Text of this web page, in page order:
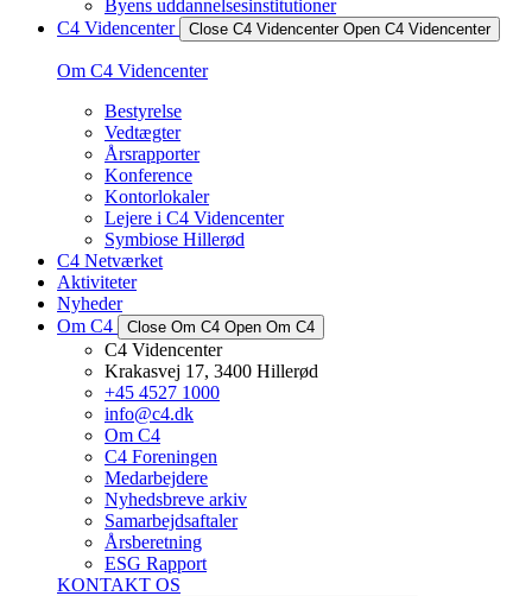
Byens uddannelsesinstitutioner
C4 Videncenter
Close C4 Videncenter Open C4 Videncenter
Om C4 Videncenter
Bestyrelse
Vedtægter
Årsrapporter
Konference
Kontorlokaler
Lejere i C4 Videncenter
Symbiose Hillerød
C4 Netværket
Aktiviteter
Nyheder
Om C4
Close Om C4 Open Om C4
C4 Videncenter
Krakasvej 17, 3400 Hillerød
+45 4527 1000
info@c4.dk
Om C4
C4 Foreningen
Medarbejdere
Nyhedsbreve arkiv
Samarbejdsaftaler
Årsberetning
ESG Rapport
KONTAKT OS